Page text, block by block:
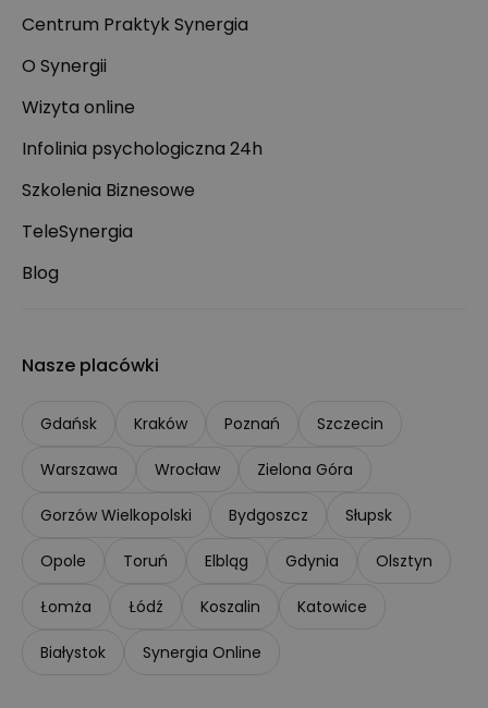
Centrum Praktyk Synergia
O Synergii
Wizyta online
Infolinia psychologiczna 24h
Szkolenia Biznesowe
TeleSynergia
Blog
Nasze placówki
Gdańsk Kraków Poznań Szczecin
Warszawa Wrocław Zielona Góra
Gorzów Wielkopolski Bydgoszcz Słupsk
Opole Toruń Elbląg Gdynia Olsztyn
Łomża Łódź Koszalin Katowice
Białystok Synergia Online